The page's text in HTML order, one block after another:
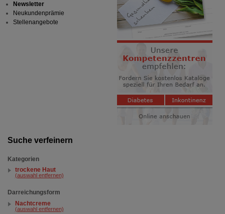
Suche verfeinern
Kategorien
trockene Haut
(auswahl entfernen)
Darreichungsform
Nachtcreme
(auswahl entfernen)
Newsletter
Neukundenprämie
Stellenangebote